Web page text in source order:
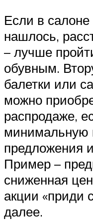
Если в
нашлось,
– лучше
обувным.
балетки или
можно
распродаже,
минимальную
предложения
Пример –
сниженная
акции «приди
далее.